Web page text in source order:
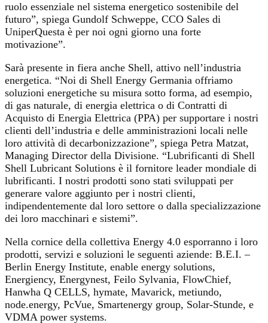
ruolo essenziale nel sistema energetico sostenibile del
futuro”, spiega Gundolf Schweppe, CCO Sales di
UniperQuesta è per noi ogni giorno una forte
motivazione”.
Sarà presente in fiera anche Shell, attivo nell’industria
energetica. “Noi di Shell Energy Germania offriamo
soluzioni energetiche su misura sotto forma, ad esempio,
di gas naturale, di energia elettrica o di Contratti di
Acquisto di Energia Elettrica (PPA) per supportare i nostri
clienti dell’industria e delle amministrazioni locali nelle
loro attività di decarbonizzazione”, spiega Petra Matzat,
Managing Director della Divisione. “Lubrificanti di Shell
Shell Lubricant Solutions è il fornitore leader mondiale di
lubrificanti. I nostri prodotti sono stati sviluppati per
generare valore aggiunto per i nostri clienti,
indipendentemente dal loro settore o dalla specializzazione
dei loro macchinari e sistemi”.
Nella cornice della collettiva Energy 4.0 esporranno i loro
prodotti, servizi e soluzioni le seguenti aziende: B.E.I. –
Berlin Energy Institute, enable energy solutions,
Energiency, Energynest, Feilo Sylvania, FlowChief,
Hanwha Q CELLS, hymate, Mavarick, metiundo,
node.energy, PcVue, Smartenergy group, Solar-Stunde, e
VDMA power systems.